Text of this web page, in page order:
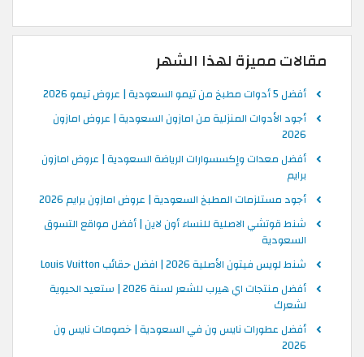
مقالات مميزة لهذا الشهر
أفضل 5 أدوات مطبخ من تيمو السعودية | عروض تيمو 2026
أجود الأدوات المنزلية من امازون السعودية | عروض امازون
2026
أفضل معدات وإكسسوارات الرياضة السعودية | عروض امازون
برايم
أجود مستلزمات المطبخ السعودية | عروض امازون برايم 2026
شنط قوتشي الاصلية للنساء أون لاين | أفضل مواقع التسوق
السعودية
شنط لويس فيتون الأصلية 2026 | افضل حقائب Louis Vuitton
أفضل منتجات اي هيرب للشعر لسنة 2026 | ستعيد الحيوية
لشعرك
أفضل عطورات نايس ون في السعودية | خصومات نايس ون
2026